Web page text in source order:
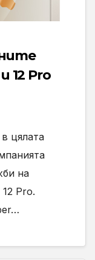
12 Pro
цялата
на
Pro.